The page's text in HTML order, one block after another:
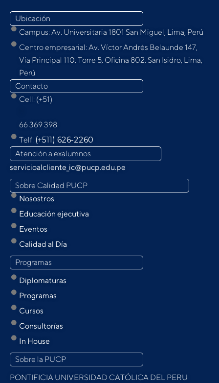
Ubicación
Campus: Av. Universitaria 1801 San Miguel, Lima, Perú
Centro empresarial: Av. Víctor Andrés Belaunde 147,
Vía Principal 110, Torre 5, Oﬁcina 802. San Isidro, Lima,
Perú
Contacto
Cell: (+51)
66 369 398
Telf: (+511) 626-2260
Atención a exalumnos
servicioalcliente_ic@pucp.edu.pe
Sobre Calidad PUCP
Nosostros
Educación ejecutiva
Eventos
Calidad al Día
Programas
Diplomaturas
Programas
Cursos
Consultorías
In House
Sobre la PUCP
PONTIFICIA UNIVERSIDAD CATÓLICA DEL PERU